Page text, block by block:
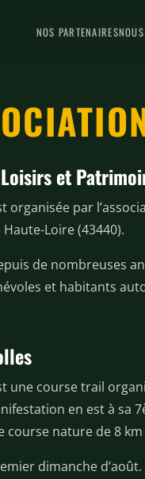
NOS PARTENAIRES
et
organisée par
Loire (43440).
de nombreuses
et habitants
une course trail
en est à
course nature de 8
dimanche